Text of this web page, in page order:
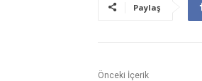
Paylaş
Önceki İçerik